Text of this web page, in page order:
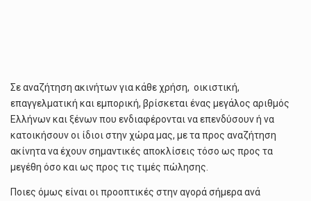
Σε αναζήτηση ακινήτων για κάθε χρήση, οικιστική,
επαγγελματική και εμπορική, βρίσκεται ένας μεγάλος αριθμός
Ελλήνων και ξένων που ενδιαφέρονται να επενδύσουν ή να
κατοικήσουν οι ίδιοι στην χώρα μας, με τα προς αναζήτηση
ακίνητα να έχουν σημαντικές αποκλίσεις τόσο ως προς τα
μεγέθη όσο και ως προς τις τιμές πώλησης.
Ποιες όμως είναι οι προοπτικές στην αγορά σήμερα ανά